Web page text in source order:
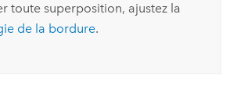
toute superposition, ajustez la
de la bordure.